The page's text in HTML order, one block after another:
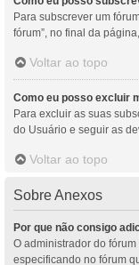
Para subscrever um
fórum”, no final da
Voltar ao topo
Como eu posso excluir
Para excluir as suas
do Usuário e seguir as
Voltar ao topo
Sobre Anexos
Por que não consigo
O administrador do
especificando no fórum